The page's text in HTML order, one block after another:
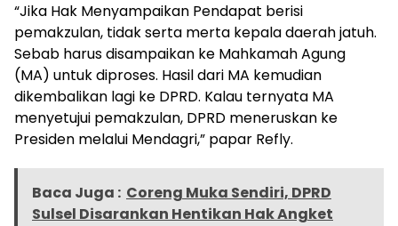
“Jika Hak Menyampaikan Pendapat berisi
pemakzulan, tidak serta merta kepala daerah jatuh.
Sebab harus disampaikan ke Mahkamah Agung
(MA) untuk diproses. Hasil dari MA kemudian
dikembalikan lagi ke DPRD. Kalau ternyata MA
menyetujui pemakzulan, DPRD meneruskan ke
Presiden melalui Mendagri,” papar Refly.
Baca Juga : Coreng Muka Sendiri, DPRD
Sulsel Disarankan Hentikan Hak Angket